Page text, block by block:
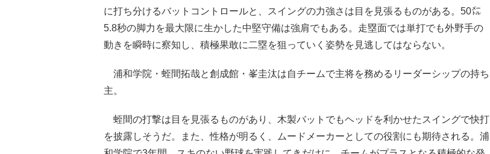
に打ち分けるバットコントロールと、スイングの力強さは目を見張るものがある。50㍍
5.8秒の脚力を最大限に生かした中堅守備は強肩でもある。走塁面では単打でも外野手の
動きを瞬時に察知し、積極果敢に二塁を狙っていく姿勢を見逃してはならない。
浦和学院・蛭間拓哉と創成館・峯圭汰は自チームで主将を務めるリーダーシップの持ち
主。
蛭間の打撃は目を見張るものがあり、木製バットでもヘッドを利かせたスイングで快打
を披露しそうだ。また、性格が明るく、ムードメーカーとしての役割にも期待される。浦